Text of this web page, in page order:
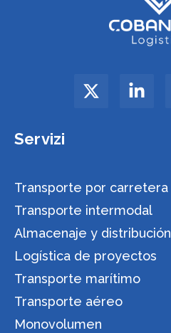
Servizi
Transporte por carretera
Transporte intermodal
Almacenaje y distribución
Logística de proyectos
Transporte marítimo
Transporte aéreo
Monovolumen